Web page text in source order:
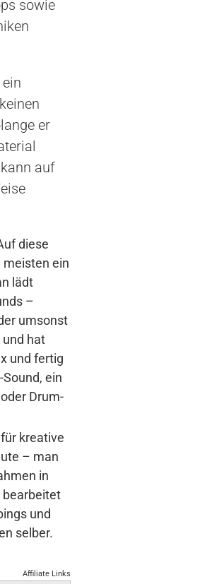
sowie
er
auf
diese
meisten ein
lädt
–
umsonst
und hat
und fertig
ein
Drum-
kreative
– man
in
bearbeitet
und
selber.
Affiliate Links